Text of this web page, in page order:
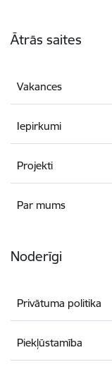
Ātrās saites
Vakances
Iepirkumi
Projekti
Par mums
Noderīgi
Privātuma politika
Piekļūstamība